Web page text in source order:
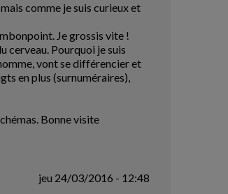
comme je suis curieux et
Je grossis vite !
cerveau. Pourquoi je suis
vont se différencier et
en plus (surnuméraires),
Bonne visite
jeu 24/03/2016 - 12:48